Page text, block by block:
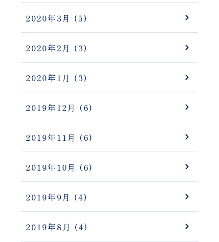
2020年3月 (5)
2020年2月 (3)
2020年1月 (3)
2019年12月 (6)
2019年11月 (6)
2019年10月 (6)
2019年9月 (4)
2019年8月 (4)